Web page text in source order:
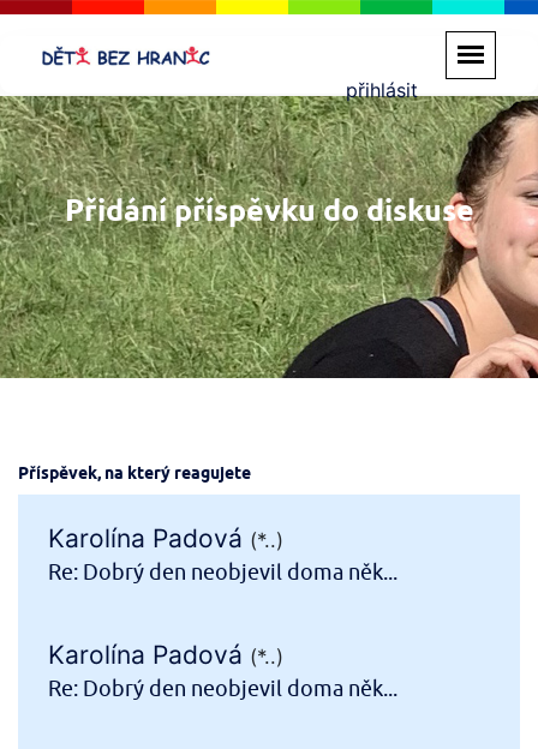
přihlásit
Přidání příspěvku do diskuse
Příspěvek, na který reagujete
Karolína Padová (*..)
Re: Dobrý den neobjevil doma něk...
Karolína Padová (*..)
Re: Dobrý den neobjevil doma něk...